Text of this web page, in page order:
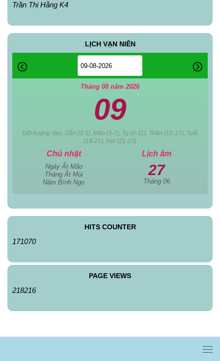
Trần Thị Hằng K4
LỊCH VẠN NIÊN
Tháng 08 năm 2026
09
Giờ hoàng đạo: Dần (3-5), Mão (5-7), Tỵ (9-11), Thân (15-17), Tuất
(19-21), Hợi (21-23)
Chủ nhật
Ngày Ất Mão
Tháng Ất Mùi
Năm Bính Ngọ
Lịch âm
27
Tháng 06
HITS COUNTER
171070
PAGE VIEWS
218216